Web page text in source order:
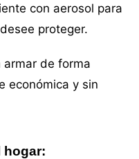
con aerosol para
proteger.
armar de forma
económica y sin
hogar: